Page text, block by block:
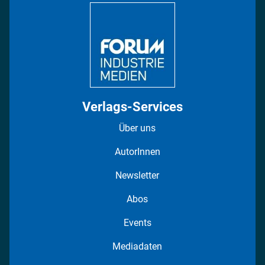
Verlags-Services
Über uns
AutorInnen
Newsletter
Abos
Events
Mediadaten